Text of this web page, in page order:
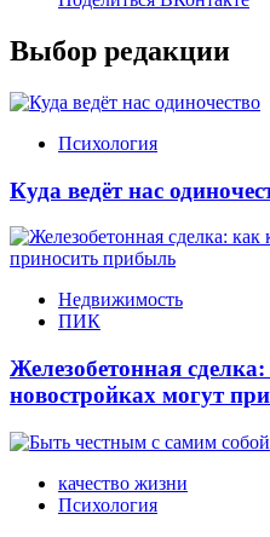
Выбор редакции
Психология
Куда ведёт нас
Недвижимость
ПИК
Железобетонная
новостройках могут
качество жизни
Психология